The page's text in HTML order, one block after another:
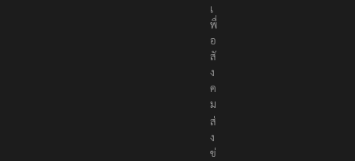
เ
พื่
อ
สั
ง
ค
ม
ส่
ง
ข่